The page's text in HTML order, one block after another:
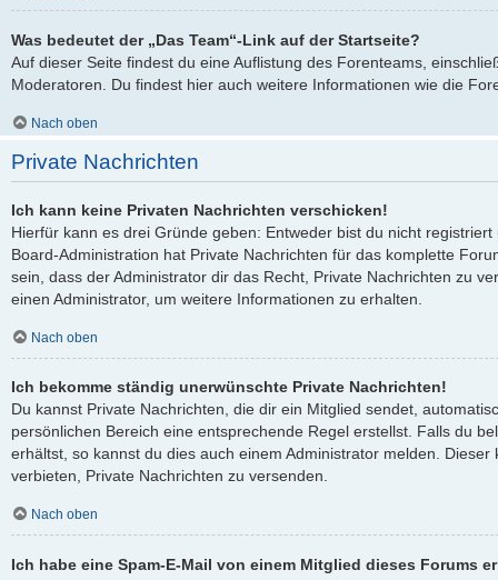
Was bedeutet der „Das Team“-Link auf der Startseite?
Auf dieser Seite findest du eine Auflistung des Forenteams,
Moderatoren. Du findest hier auch weitere Informationen wie die
Nach oben
Private Nachrichten
Ich kann keine Privaten Nachrichten verschicken!
Hierfür kann es drei Gründe geben: Entweder bist du nicht
Board-Administration hat Private Nachrichten für das komplette
sein, dass der Administrator dir das Recht, Private Nachrichten zu
einen Administrator, um weitere Informationen zu erhalten.
Nach oben
Ich bekomme ständig unerwünschte Private Nachrichten!
Du kannst Private Nachrichten, die dir ein Mitglied sendet,
persönlichen Bereich eine entsprechende Regel erstellst. Falls du
erhältst, so kannst du dies auch einem Administrator melden.
verbieten, Private Nachrichten zu versenden.
Nach oben
Ich habe eine Spam-E-Mail von einem Mitglied dieses Forums